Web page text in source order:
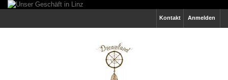
Anmelden
Kontakt